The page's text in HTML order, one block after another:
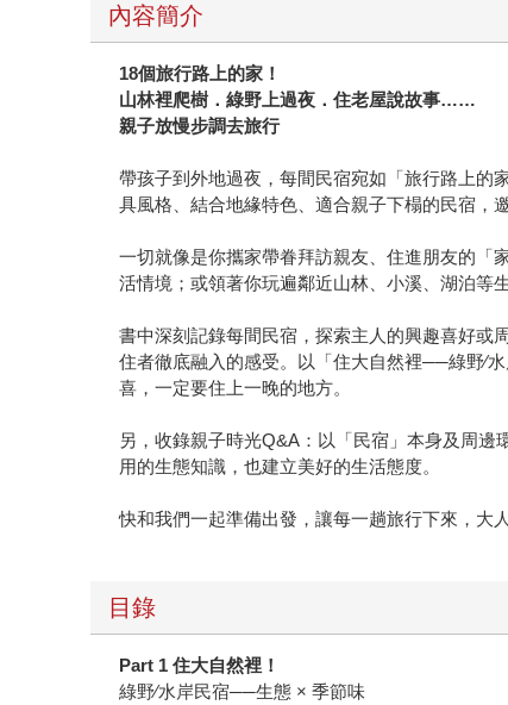
內容簡介
18個旅行路上的家！
山林裡爬樹．綠野上過夜．住老屋說故事……
親子放慢步調去旅行
帶孩子到外地過夜，每間民宿宛如「旅行路上的
具風格、結合地緣特色、適合親子下榻的民宿，
一切就像是你攜家帶眷拜訪親友、住進朋友的「
活情境；或領著你玩遍鄰近山林、小溪、湖泊等
書中深刻記錄每間民宿，探索主人的興趣喜好或
住者徹底融入的感受。以「住大自然裡──綠野∕
喜，一定要住上一晚的地方。
另，收錄親子時光Q&A：以「民宿」本身及周
用的生態知識，也建立美好的生活態度。
快和我們一起準備出發，讓每一趟旅行下來，大
目錄
Part 1 住大自然裡！
綠野∕水岸民宿──生態 × 季節味